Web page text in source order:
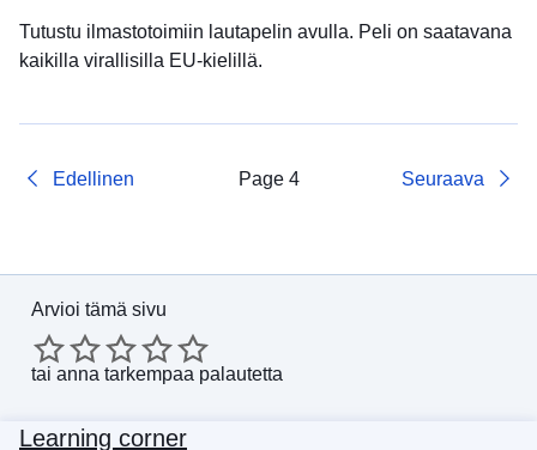
Tutustu ilmastotoimiin lautapelin avulla. Peli on saatavana
kaikilla virallisilla EU-kielillä.
Edellinen Page 4 Seuraava
Arvioi tämä sivu
tai anna tarkempaa palautetta
Learning corner